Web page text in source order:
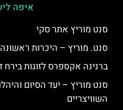
איפה
סנט מוריץ אתר סקי
סנט. מוריץ – היכרות ראשונה
ברנינה אקספרס לזוגות
סנט מוריץ – יעד הסיום
השוויצריים